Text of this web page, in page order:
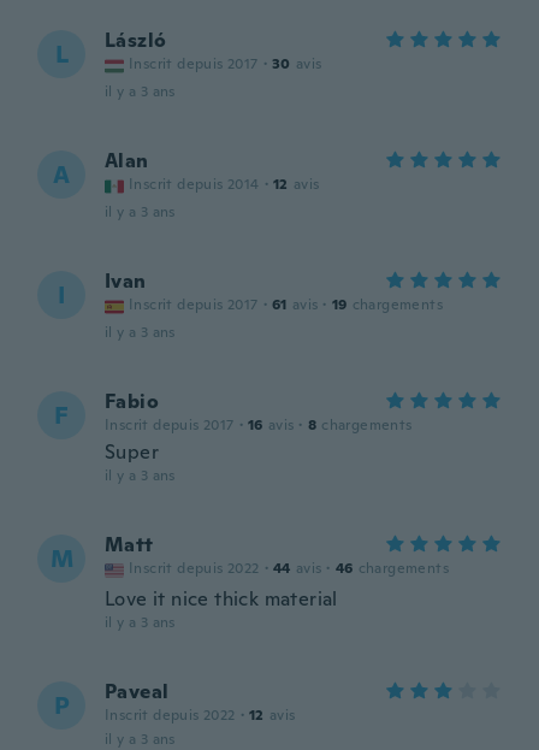
L László
Inscrit depuis 2017 · 30 avis
il y a 3 ans
A Alan
Inscrit depuis 2014 · 12 avis
il y a 3 ans
I Ivan
Inscrit depuis 2017 · 61 avis · 19 chargements
il y a 3 ans
F Fabio
Inscrit depuis 2017 · 16 avis · 8 chargements
Super
il y a 3 ans
M Matt
Inscrit depuis 2022 · 44 avis · 46 chargements
Love it nice thick material
il y a 3 ans
P Paveal
Inscrit depuis 2022 · 12 avis
il y a 3 ans